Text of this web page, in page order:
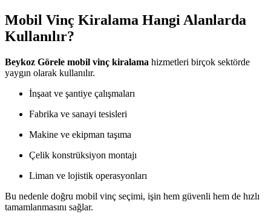
Mobil Vinç Kiralama Hangi Alanlarda
Kullanılır?
Beykoz Görele mobil vinç kiralama hizmetleri birçok sektörde
yaygın olarak kullanılır.
İnşaat ve şantiye çalışmaları
Fabrika ve sanayi tesisleri
Makine ve ekipman taşıma
Çelik konstrüksiyon montajı
Liman ve lojistik operasyonları
Bu nedenle doğru mobil vinç seçimi, işin hem güvenli hem de hızlı
tamamlanmasını sağlar.